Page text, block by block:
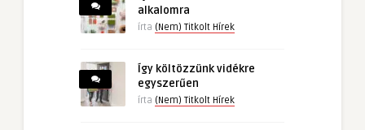
alkalomra
írta (Nem) Titkolt Hírek
Így költözzünk vidékre
egyszerűen
írta (Nem) Titkolt Hírek